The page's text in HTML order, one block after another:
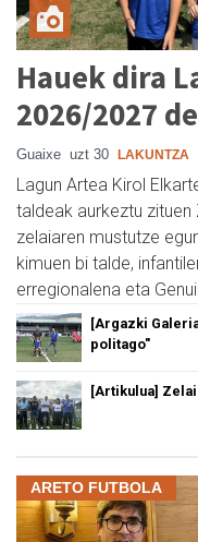
Hauek dira
2026/2027
Guaixe uzt 30 LAKUNTZA
Lagun Artea Kirol
taldeak aurkeztu zituen
zelaiaren mustutze
kimuen bi talde,
erregionalena eta
[Argazki
politago"
[Artikulua]
ARETO FUTBOLA